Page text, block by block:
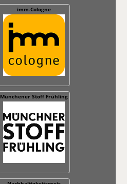
imm-Cologne
Münchener Stoff Frühling